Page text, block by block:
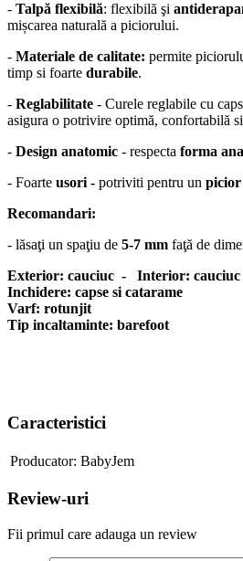
- Talpă flexibilă: flexibilă şi
mișcarea naturală a piciorului.
- Materiale de calitate: permite
timp si foarte durabile.
- Reglabilitate - Curele reglabile cu
asigura o potrivire optimă, confortabilă
- Design anatomic - respecta forma
- Foarte usori - potriviti pentru un picior
Recomandari:
- lăsaţi un spaţiu de 5-7 mm faţă de
Exterior: cauciuc - Interior:
Inchidere: capse si catarame
Varf: rotunjit
Tip incaltaminte: barefoot
Caracteristici
Producator: BabyJem
Review-uri
Fii primul care adauga un review